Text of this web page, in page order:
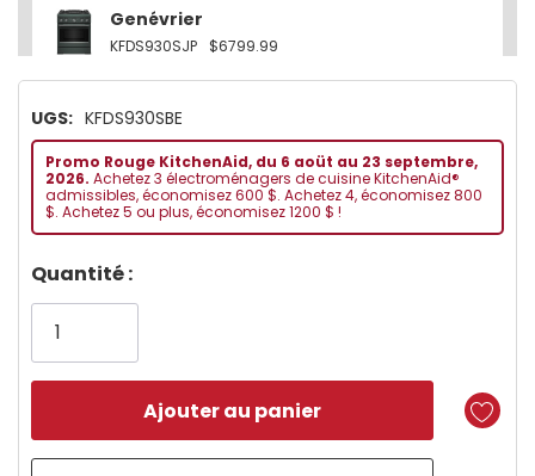
Genévrier
KFDS930SJP $6799.99
KFDS930SWF
Autres
KFDS930SDC $6799.99
UGS: KFDS930SBE
Promo Rouge KitchenAid, du 6 aoüt au 23 septembre,
2026. Achetez 3 électroménagers de cuisine KitchenAid®
admissibles, économisez 600 $. Achetez 4, économisez 800
$. Achetez 5 ou plus, économisez 1200 $ !
Dépêchez-
vous!
plus
Quantité :